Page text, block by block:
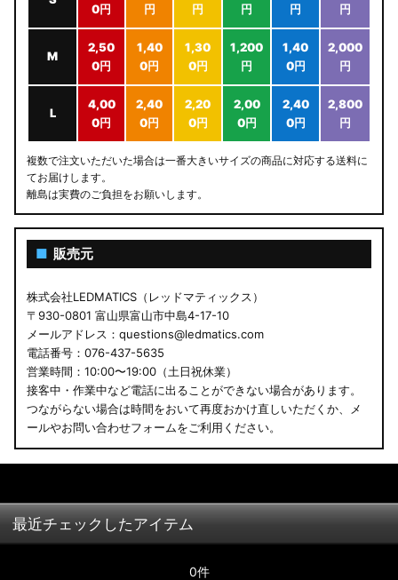
0円
円
円
円
円
円
M
2,50
0円
1,40
0円
1,30
0円
1,200
円
1,40
0円
2,000
円
L
4,00
0円
2,40
0円
2,20
0円
2,00
0円
2,40
0円
2,800
円
複数で注文いただいた場合は一番大きいサイズの商品に対応する送料に
てお届けします。
離島は実費のご負担をお願いします。
■ 販売元
株式会社LEDMATICS（レッドマティックス）
〒930-0801 富山県富山市中島4-17-10
メールアドレス：questions@ledmatics.com
電話番号：076-437-5635
営業時間：10:00〜19:00（土日祝休業）
接客中・作業中など電話に出ることができない場合があります。
つながらない場合は時間をおいて再度おかけ直しいただくか、メ
ールやお問い合わせフォームをご利用ください。
最近チェックしたアイテム
0件